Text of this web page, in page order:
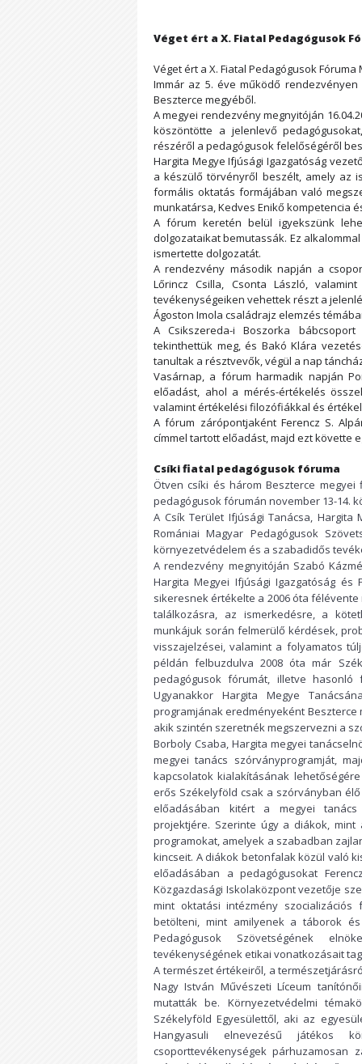
Véget ért a X. Fiatal Pedagógusok
Véget ért a X. Fiatal Pedagógusok
Immár az 5. éve működő
Beszterce megyéből.
A megyei rendezvény megnyitóján
köszöntötte a jelenlevő
részéről a pedagógusok felelőségéről
Hargita Megye Ifjúsági Igazgatóság
a készülő törvényről beszélt, amely az
formális oktatás formájában való
munkatársa, Kedves Enikő kompetencia
A fórum keretén belül igyekszünk
dolgozataikat bemutassák. Ez
ismertette dolgozatát.
A rendezvény második napján a
Lőrincz Csilla, Csonta László,
tevékenységeiken vehettek részt a
Ágoston Imola családrajz elemzés
A Csikszereda-i Boszorka
tekinthettük meg, és Bakó Klára
tanultak a résztvevők, végül a nap
Vasárnap, a fórum harmadik napján
előadást, ahol a mérés-értékelés
valamint értékelési filozófiákkal és
A fórum zárópontjaként Ferencz S.
címmel tartott előadást, majd ezt követte
Csíki fiatal pedagógusok fóruma
Ötven csíki és három Beszterce
pedagógusok fórumán november 13-14.
A Csík Terület Ifjúsági Tanácsa,
Romániai Magyar Pedagógusok
környezetvédelem és a szabadidős
A rendezvény megnyitóján Szabó
Hargita Megyei Ifjúsági Igazgatóság és
sikeresnek értékelte a 2006 óta
találkozásra, az ismerkedésre, a
munkájuk során felmerülő kérdések,
visszajelzései, valamint a folyamatos
példán felbuzdulva 2008 óta már
pedagógusok fórumát, illetve
Ugyanakkor Hargita Megye
programjának eredményeként
akik szintén szeretnék megszervezni a
Borboly Csaba, Hargita megyei
megyei tanács szórványprogramját,
kapcsolatok kialakításának
erős Székelyföld csak a szórványban
előadásában kitért a megyei tanács
projektjére. Szerinte úgy a diákok,
programokat, amelyek a szabadban
kincseit. A diákok betonfalak közül való
előadásában a pedagógusokat
Közgazdasági Iskolaközpont vezetője
mint oktatási intézmény
betölteni, mint amilyenek a táborok
Pedagógusok Szövetségének
tevékenységének etikai vonatkozásait
A természet értékeiről, a
Nagy István Művészeti Líceum
mutatták be. Környezetvédelmi
Székelyföld Egyesülettől, aki az
Hangyasuli elnevezésű játékos
csoporttevékenységek párhuzamosan